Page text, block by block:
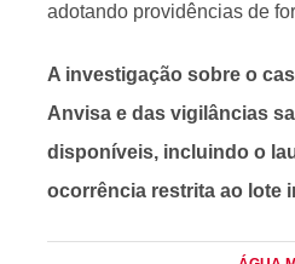
adotando providências de
A investigação sobre o
Anvisa e das vigilâncias
disponíveis, incluindo o
ocorrência restrita ao lote